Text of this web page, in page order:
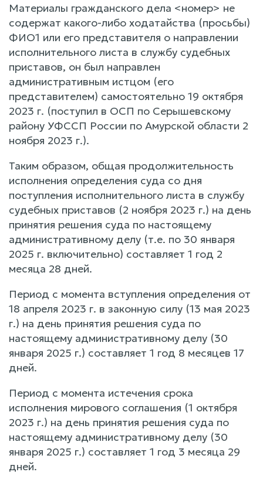
Материалы гражданского дела <номер> не
содержат какого-либо ходатайства (просьбы)
ФИО1 или его представителя о направлении
исполнительного листа в службу судебных
приставов, он был направлен
административным истцом (его
представителем) самостоятельно 19 октября
2023 г. (поступил в ОСП по Серышевскому
району УФССП России по Амурской области 2
ноября 2023 г.).
Таким образом, общая продолжительность
исполнения определения суда со дня
поступления исполнительного листа в службу
судебных приставов (2 ноября 2023 г.) на день
принятия решения суда по настоящему
административному делу (т.е. по 30 января
2025 г. включительно) составляет 1 год 2
месяца 28 дней.
Период с момента вступления определения от
18 апреля 2023 г. в законную силу (13 мая 2023
г.) на день принятия решения суда по
настоящему административному делу (30
января 2025 г.) составляет 1 год 8 месяцев 17
дней.
Период с момента истечения срока
исполнения мирового соглашения (1 октября
2023 г.) на день принятия решения суда по
настоящему административному делу (30
января 2025 г.) составляет 1 год 3 месяца 29
дней.